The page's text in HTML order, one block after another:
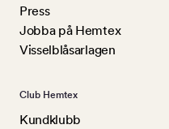
Press
Jobba på Hemtex
Visselblåsarlagen
Club Hemtex
Kundklubb